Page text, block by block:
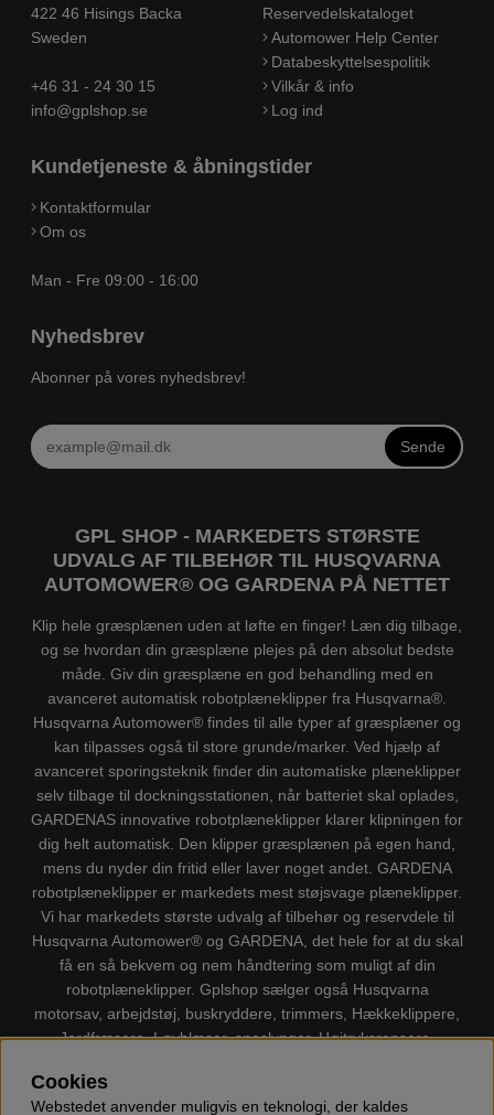
422 46 Hisings Backa
Sweden
+46 31 - 24 30 15
info@gplshop.se
Reservedelskataloget
Automower Help Center
Databeskyttelsespolitik
Vilkår & info
Log ind
Kundetjeneste & åbningstider
Kontaktformular
Om os
Man - Fre 09:00 - 16:00
Nyhedsbrev
Abonner på vores nyhedsbrev!
Sende
GPL SHOP - MARKEDETS STØRSTE
UDVALG AF TILBEHØR TIL HUSQVARNA
AUTOMOWER® OG GARDENA PÅ NETTET
Klip hele græsplænen uden at løfte en finger! Læn dig tilbage,
og se hvordan din græsplæne plejes på den absolut bedste
måde. Giv din græsplæne en god behandling med en
avanceret automatisk robotplæneklipper fra Husqvarna®.
Husqvarna Automower® findes til alle typer af græsplæner og
kan tilpasses også til store grunde/marker. Ved hjælp af
avanceret sporingsteknik finder din automatiske plæneklipper
selv tilbage til dockningsstationen, når batteriet skal oplades,
GARDENAS innovative robotplæneklipper klarer klipningen for
dig helt automatisk. Den klipper græsplænen på egen hand,
mens du nyder din fritid eller laver noget andet. GARDENA
robotplæneklipper er markedets mest støjsvage plæneklipper.
Vi har markedets største udvalg af tilbehør og reservdele til
Husqvarna Automower® og GARDENA, det hele for at du skal
få en så bekvem og nem håndtering som muligt af din
robotplæneklipper. Gplshop sælger også Husqvarna
motorsav, arbejdstøj, buskryddere, trimmers, Hækkeklippere,
Jordfræsere, Løvblæser, sneslynger, Højtryksrensere,
Cookies
Webstedet anvender muligvis en teknologi, der kaldes